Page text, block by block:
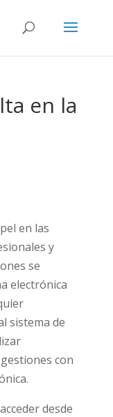
en la
en las
y
se
electrónica
sistema de
con
desde